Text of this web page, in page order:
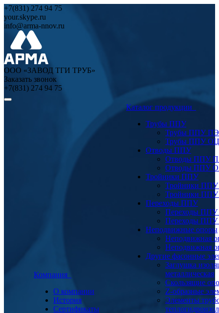
+7(831) 274 94 75
your.skype.ru
info@arma-nnov.ru
ООО «ЗАВОД ТГИ ТРУБ»
Заказать звонок
+7(831) 274 94 75
Компания
О компании
История
Сертификаты
Каталог продукции
Трубы ППУ
Трубы ППУ ПЭ
Трубы ППУ ОЦ
Отводы ППУ
Отводы ППУ
Отводы ППУ
Тройники ППУ
Тройники
Тройники
Переходы ППУ
Переходы
Переходы
Неподвижные опоры
Неподвижная
Неподвижная
Другие фасонные
Заглушка
металлическая
Скользящие
Z-образные
Элементы